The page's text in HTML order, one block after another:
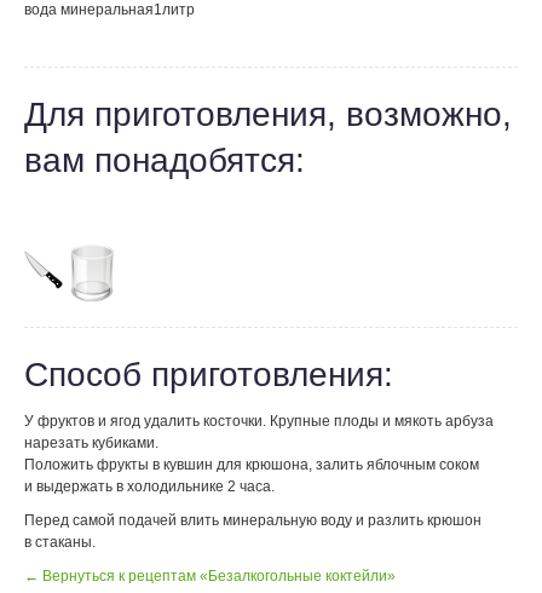
вода минеральная1литр
Для приготовления, возможно,
вам понадобятся:
Способ приготовления:
У фруктов и ягод удалить косточки. Крупные плоды и мякоть арбуза
нарезать кубиками.
Положить фрукты в кувшин для крюшона, залить яблочным соком
и выдержать в холодильнике 2 часа.
Перед самой подачей влить минеральную воду и разлить крюшон
в стаканы.
← Вернуться к рецептам «Безалкогольные коктейли»